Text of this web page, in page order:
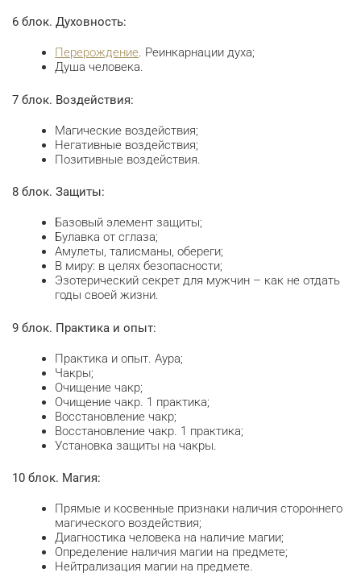
6 блок. Духовность:
Перерождение. Реинкарнации духа;
Душа человека.
7 блок. Воздействия:
Магические воздействия;
Негативные воздействия;
Позитивные воздействия.
8 блок. Защиты:
Базовый элемент защиты;
Булавка от сглаза;
Амулеты, талисманы, обереги;
В миру: в целях безопасности;
Эзотерический секрет для мужчин – как не отдать
годы своей жизни.
9 блок. Практика и опыт:
Практика и опыт. Аура;
Чакры;
Очищение чакр;
Очищение чакр. 1 практика;
Восстановление чакр;
Восстановление чакр. 1 практика;
Установка защиты на чакры.
10 блок. Магия:
Прямые и косвенные признаки наличия стороннего
магического воздействия;
Диагностика человека на наличие магии;
Определение наличия магии на предмете;
Нейтрализация магии на предмете.